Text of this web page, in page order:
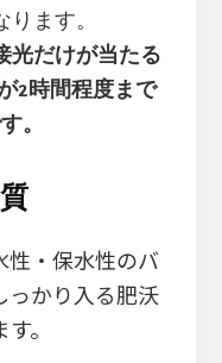
ります。
光だけが当たる
2時間程度まで
。
性・保水性のバ
っかり入る肥沃
。